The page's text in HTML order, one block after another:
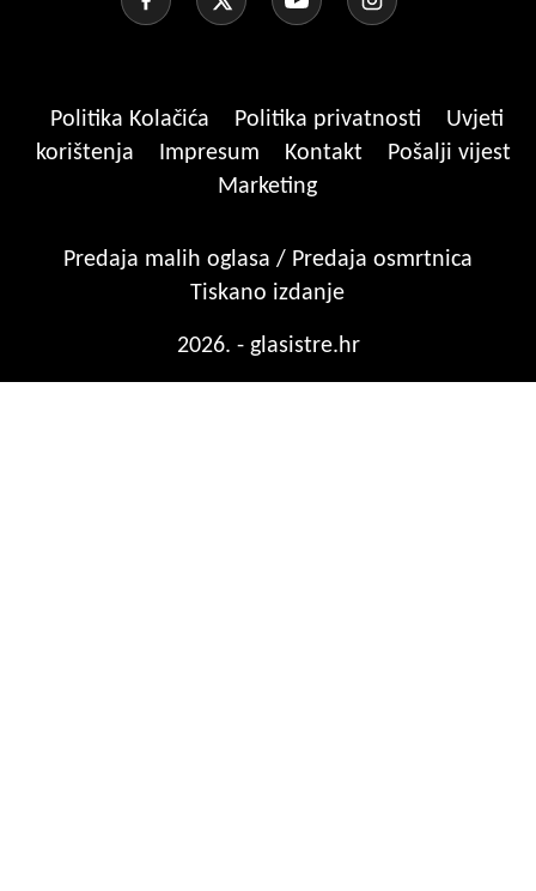
Politika Kolačića Politika privatnosti
Uvjeti
korištenja
Impresum Kontakt
Pošalji vijest
Marketing
Predaja malih oglasa / Predaja osmrtnica
Tiskano izdanje
2026. - glasistre.hr